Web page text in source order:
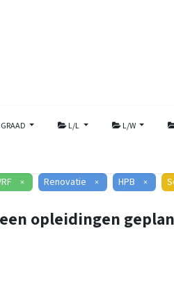
GRAAD L/L L/W
× Renovatie × HPB ×
opleidingen